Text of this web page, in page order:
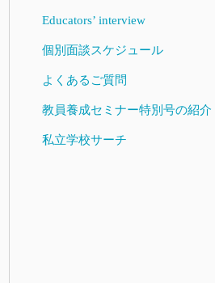
Educators’ interview
個別面談スケジュール
よくあるご質問
教員養成セミナー特別号の紹介
私立学校サーチ